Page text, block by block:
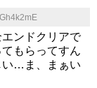
ンドクリアで
もらってすん
い…ま、まぁい